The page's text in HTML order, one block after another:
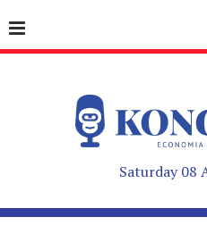
Saturday 08